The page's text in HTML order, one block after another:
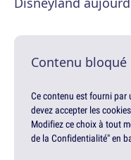
Contenu
Ce contenu est fourni par
devez accepter les
Modifiez ce choix à tout
de la Confidentialité" en